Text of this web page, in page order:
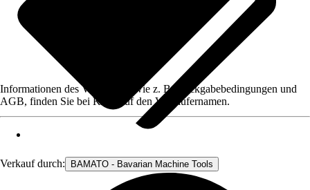
Verkauf durch: BAMATO - Bavarian Machine Tools
Informationen des Verkäufers, wie z. B. Rückgabebedingungen und
AGB, finden Sie bei Klick auf den Verkäufernamen.